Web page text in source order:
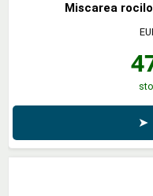
Miscarea
➤